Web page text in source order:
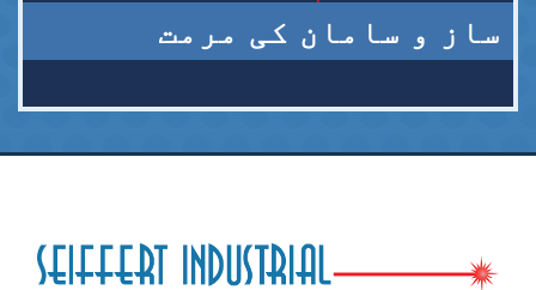
ساز و سامان کی مرمت